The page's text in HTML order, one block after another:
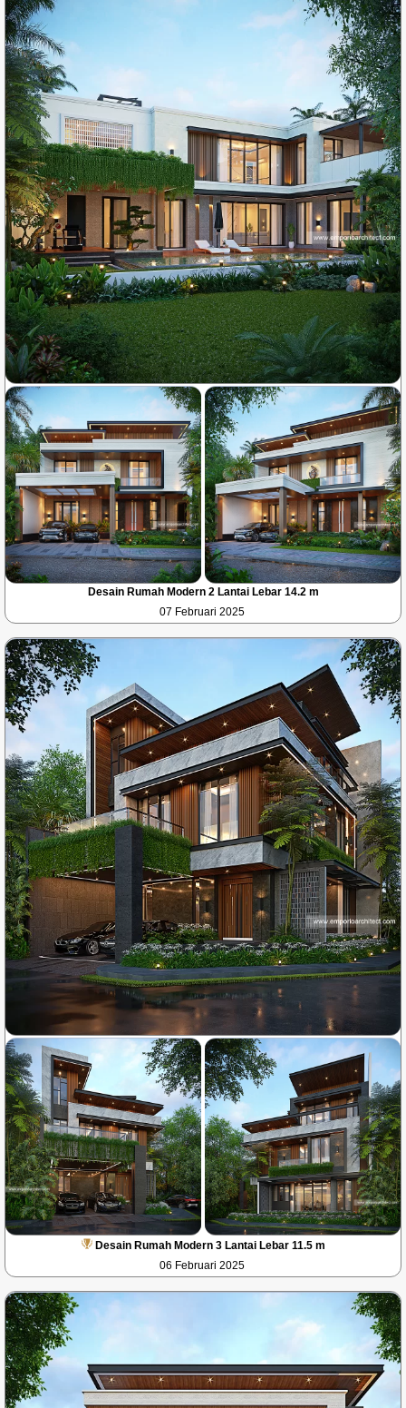
Desain Rumah Modern 2 Lantai Lebar 14.2 m
07 Februari 2025
Desain Rumah Modern 3 Lantai Lebar 11.5 m
06 Februari 2025